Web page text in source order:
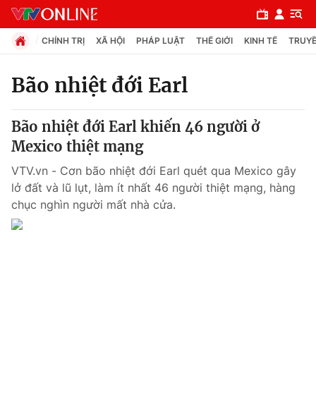
Chuyên mục
Chính trị
Xã hội
Pháp luật
CHÍNH TRỊ XÃ HỘI PHÁP LUẬT THẾ GIỚI KINH TẾ
Bão nhiệt đới Earl
Bão nhiệt đới Earl khiến 46 người ở
Mexico thiệt mạng
VTV.vn - Cơn bão nhiệt đới Earl quét qua Mexico gây
lở đất và lũ lụt, làm ít nhất 46 người thiệt mạng, hàng
chục nghìn người mất nhà cửa.